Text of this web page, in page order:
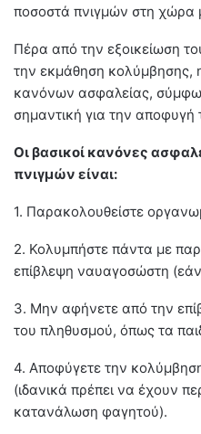
ποσοστά πνιγμών στη χώρα
Πέρα από την εξοικείωση
την εκμάθηση κολύμβησης,
κανόνων ασφαλείας,
σημαντική για την
Οι βασικοί κανόνες
πνιγμών είναι:
1. Παρακολουθείστε
2. Κολυμπήστε πάντα με
επίβλεψη ναυαγοσώστη (εάν
3. Μην αφήνετε από την
του πληθυσμού, όπως τα
4. Αποφύγετε την
(ιδανικά πρέπει να έχουν
κατανάλωση φαγητού).